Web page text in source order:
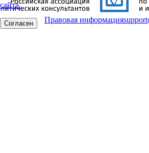
сайта.
Согласен Правовая информация